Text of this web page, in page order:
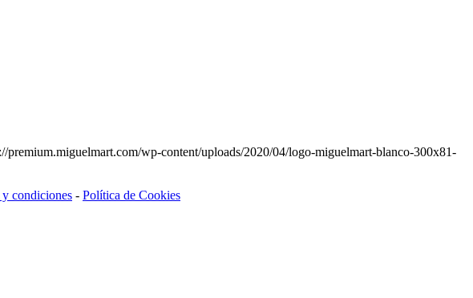
premium.miguelmart.com/wp-content/uploads/2020/04/logo-miguelmart-blanco-300x81-
condiciones - Política de Cookies